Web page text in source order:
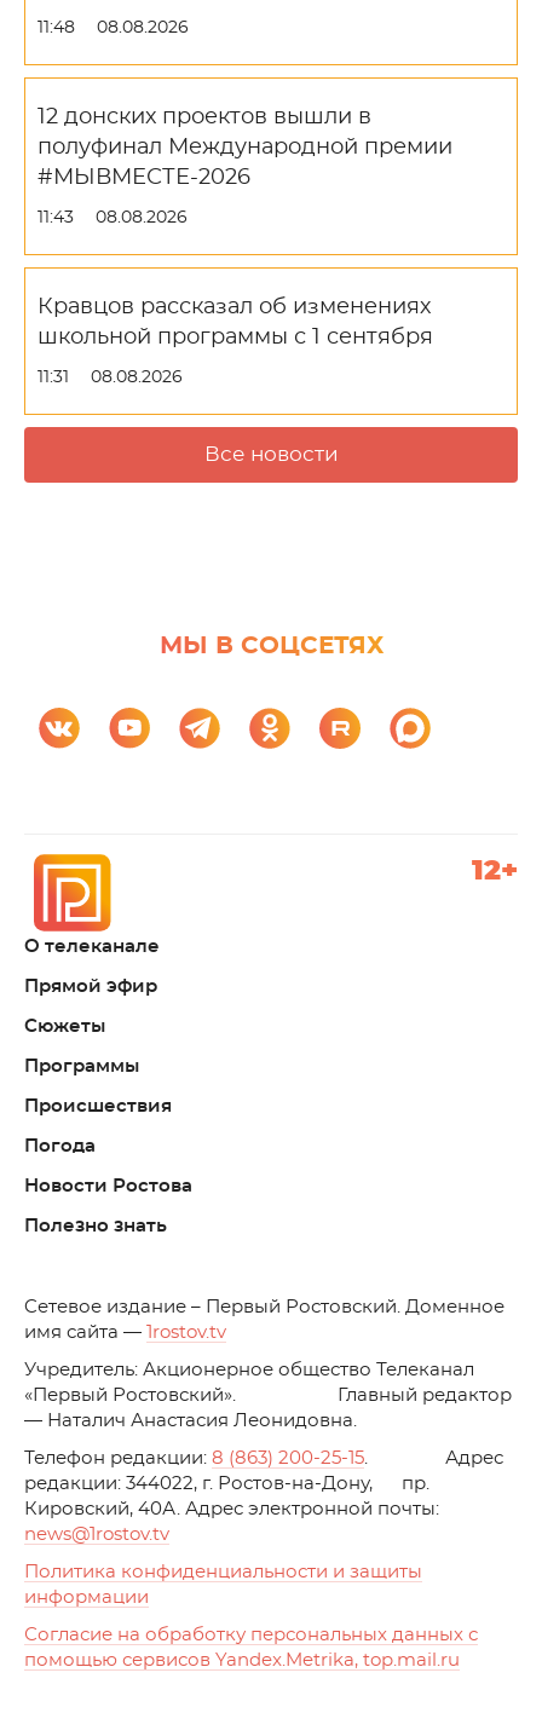
11:48 08.08.2026
12 донских проектов вышли в
полуфинал Международной премии
#МЫВМЕСТЕ-2026
11:43 08.08.2026
Кравцов рассказал об изменениях
школьной программы с 1 сентября
11:31 08.08.2026
Все новости
МЫ В СОЦСЕТЯХ
О телеканале
Прямой эфир
Сюжеты
Программы
Происшествия
Погода
Новости Ростова
Полезно знать
12+
Cетевое издание – Первый Ростовский. Доменное
имя сайта —
1rostov.tv
Учредитель: Акционерное общество Телеканал
«Первый Ростовский». Главный редактор
— Наталич Анастасия Леонидовна.
Телефон редакции: 8 (863) 200-25-15 . Адрес
редакции: 344022, г. Ростов-на-Дону, пр.
Кировский, 40А. Адрес электронной почты:
news@1rostov.tv
Политика конфиденциальности и защиты
информации
Согласие на обработку персональных данных с
помощью сервисов Yandex.Metrika, top.mail.ru